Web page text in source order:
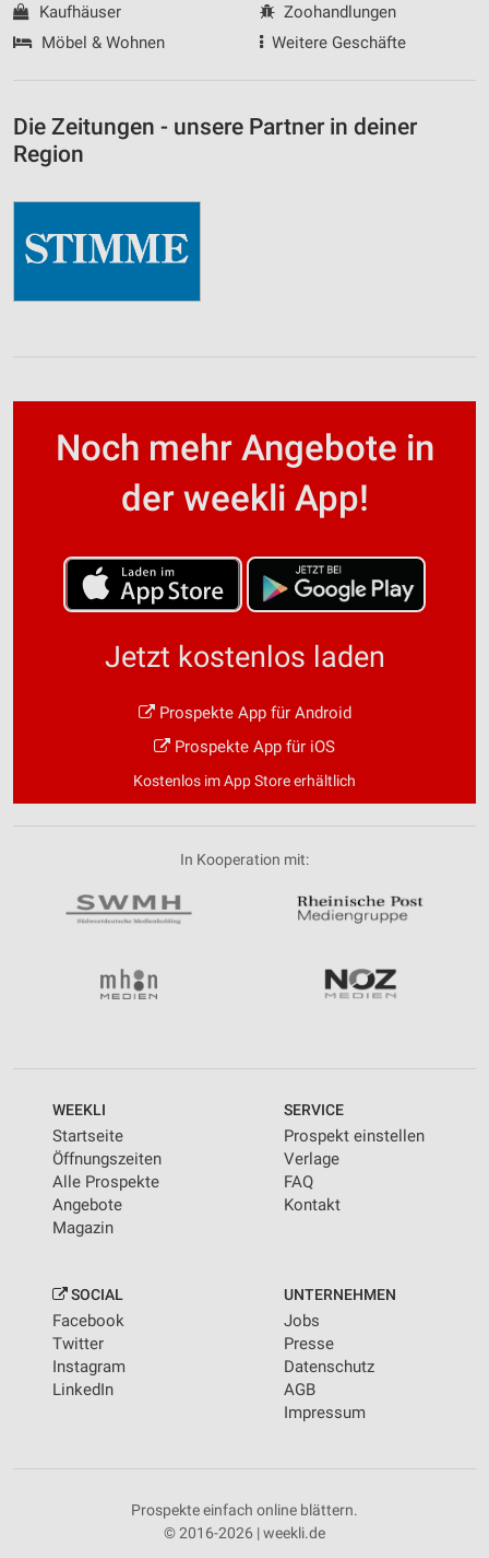
Kaufhäuser
Möbel & Wohnen
Zoohandlungen
Weitere Geschäfte
Die Zeitungen - unsere Partner in deiner
Region
Noch mehr Angebote in
der weekli App!
Jetzt kostenlos laden
Prospekte App für Android
Prospekte App für iOS
Kostenlos im App Store erhältlich
In Kooperation mit:
WEEKLI
Startseite
Öffnungszeiten
Alle Prospekte
Angebote
Magazin
SERVICE
Prospekt einstellen
Verlage
FAQ
Kontakt
SOCIAL
Facebook
Twitter
Instagram
LinkedIn
UNTERNEHMEN
Jobs
Presse
Datenschutz
AGB
Impressum
Prospekte einfach online blättern.
© 2016-2026 | weekli.de